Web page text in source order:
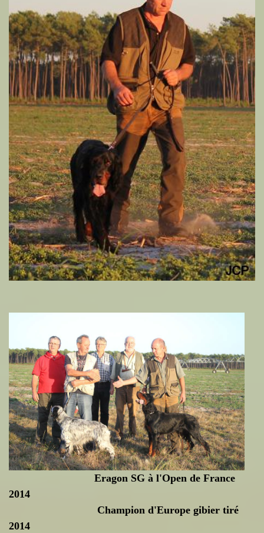
Eragon SG à l'Open de France
2014
Champion d'Europe gibier tiré
2014